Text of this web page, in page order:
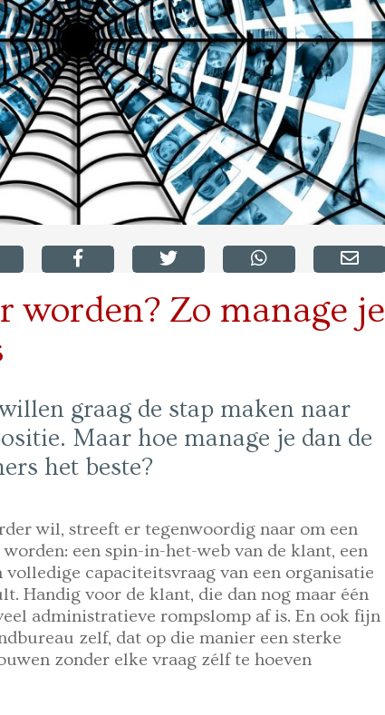
worden? Zo manage je
graag de stap maken naar
Maar hoe manage je dan de
het beste?
wil, streeft er tegenwoordig naar om een
een spin-in-het-web van de klant, een
volledige capaciteitsvraag van een organisatie
Handig voor de klant, die dan nog maar één
administratieve rompslomp af is. En ook fijn
zelf, dat op die manier een sterke
zonder elke vraag zélf te hoeven